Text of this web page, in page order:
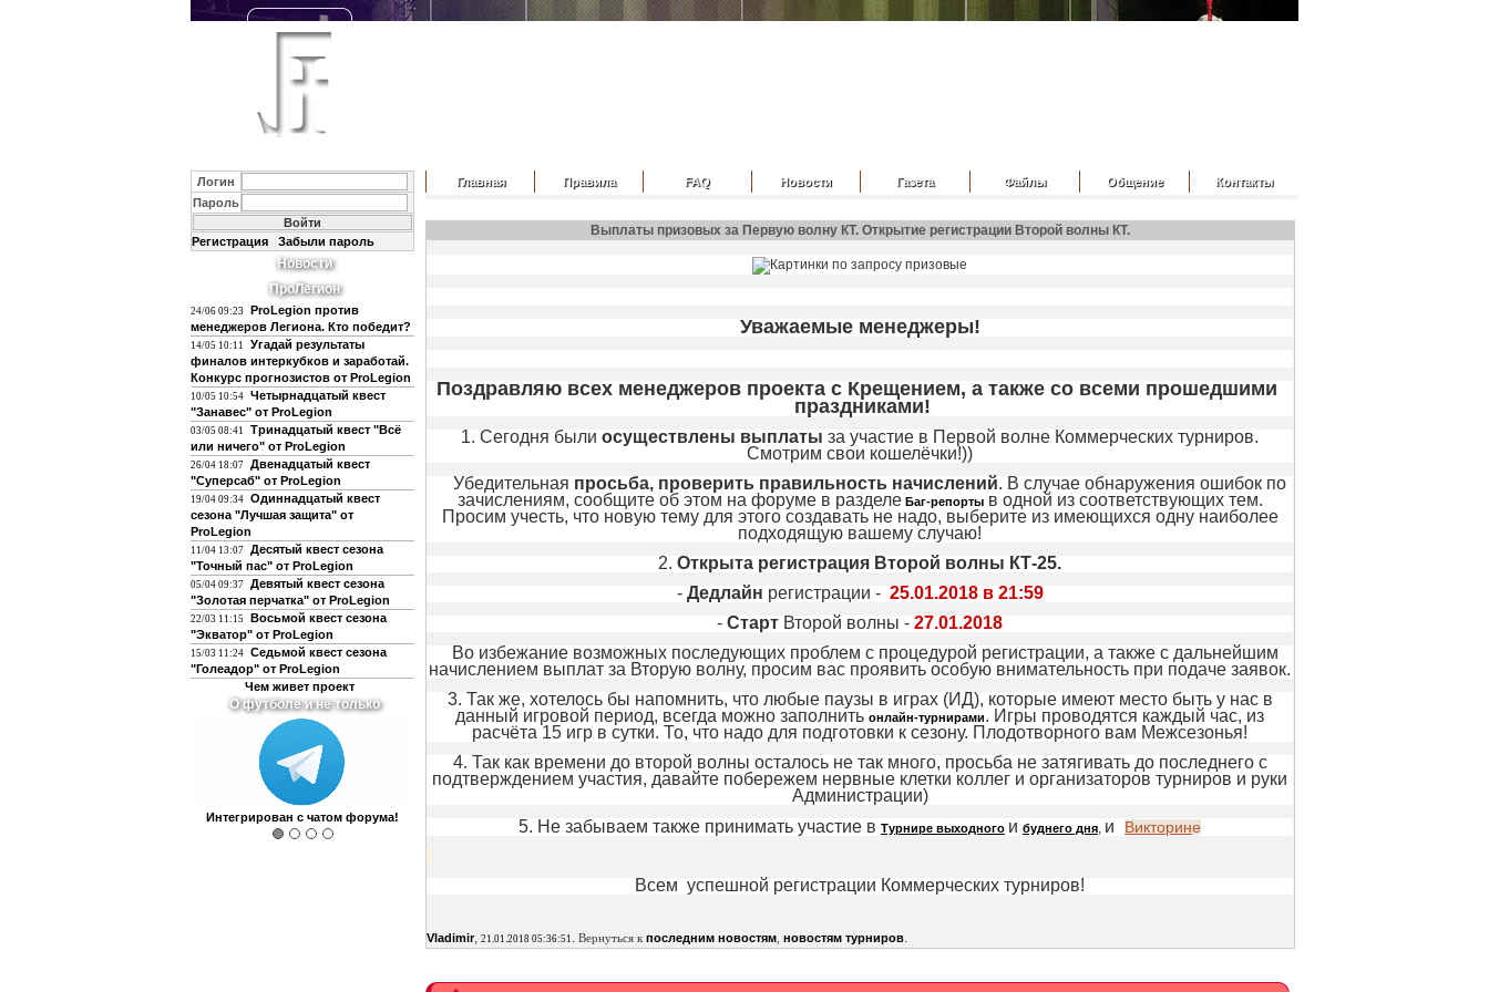
Логин
Пароль
Регистрация Забыли пароль
Новости
ПроЛегион
24/06 09:23
ProLegion против
менеджеров Легиона. Кто победит?
14/05 10:11
Угадай результаты
финалов интеркубков и заработай.
Конкурс прогнозистов от ProLegion
10/05 10:54 Четырнадцатый квест
"Занавес" от ProLegion
03/05 08:41
Тринадцатый квест "Всё
или ничего" от ProLegion
26/04 18:07 Двенадцатый квест
"Суперсаб" от ProLegion
19/04 09:34 Одиннадцатый квест
сезона "Лучшая защита" от
ProLegion
11/04 13:07 Десятый квест сезона
"Точный пас" от ProLegion
05/04 09:37 Девятый квест сезона
"Золотая перчатка" от ProLegion
22/03 11:15
Восьмой квест сезона
"Экватор" от ProLegion
15/03 11:24 Седьмой квест сезона
"Голеадор" от ProLegion
Чем живет проект
О футболе и не только
Интегрирован с чатом форума!
Главная Правила FAQ Новости Газета Файлы Общение Контакты
Выплаты призовых за Первую волну КТ. Открытие регистрации Второй волны КТ.
Уважаемые менеджеры!
Поздравляю всех менеджеров проекта с Крещением, а также со всеми прошедшими
праздниками!
1. Сегодня были осуществлены выплаты за участие в Первой волне Коммерческих турниров.
Смотрим свои кошелёчки!))
Убедительная просьба, проверить правильность начислений. В случае обнаружения ошибок по
зачислениям, сообщите об этом на форуме в разделеБаг-репортыв одной из соответствующих тем.
Просим учесть, что новую тему для этого создавать не надо, выберите из имеющихся одну наиболее
подходящую вашему случаю!
2. Открыта регистрация Второй волны КТ-25.
- Дедлайн регистрации - 25.01.2018 в 21:59
- Старт Второй волны - 27.01.2018
Во избежание возможных последующих проблем с процедурой регистрации, а также с дальнейшим
начислением выплат за Вторую волну, просим вас проявить особую внимательность при подаче заявок.
3. Так же, хотелось бы напомнить, что любые паузы в играх (ИД), которые имеют место быть у нас в
данный игровой период, всегда можно заполнить онлайн-турнирами. Игры проводятся каждый час, из
расчёта 15 игр в сутки. То, что надо для подготовки к сезону. Плодотворного вам Межсезонья!
4. Так как времени до второй волны осталось не так много, просьба не затягивать до последнего с
подтверждением участия, давайте побережем нервные клетки коллег и организаторов турниров и руки
Администрации)
5. Не забываем также принимать участие в Турнире выходного и буднего дня, и Викторине
Всем успешной регистрации Коммерческих турниров!
Vladimir, 21.01.2018 05:36:51 . Вернуться к последним новостям новостям турниров.